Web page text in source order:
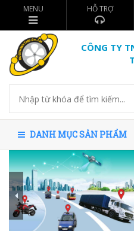
MENU HỖ TRỢ
CÔNG TY
DANH MỤC SẢN PHẨM